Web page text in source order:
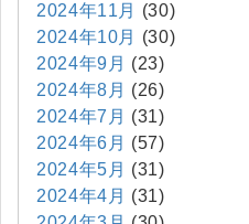
2024年11月
(30)
2024年10月
(30)
2024年9月 (23)
2024年8月 (26)
2024年7月 (31)
2024年6月 (57)
2024年5月 (31)
2024年4月 (31)